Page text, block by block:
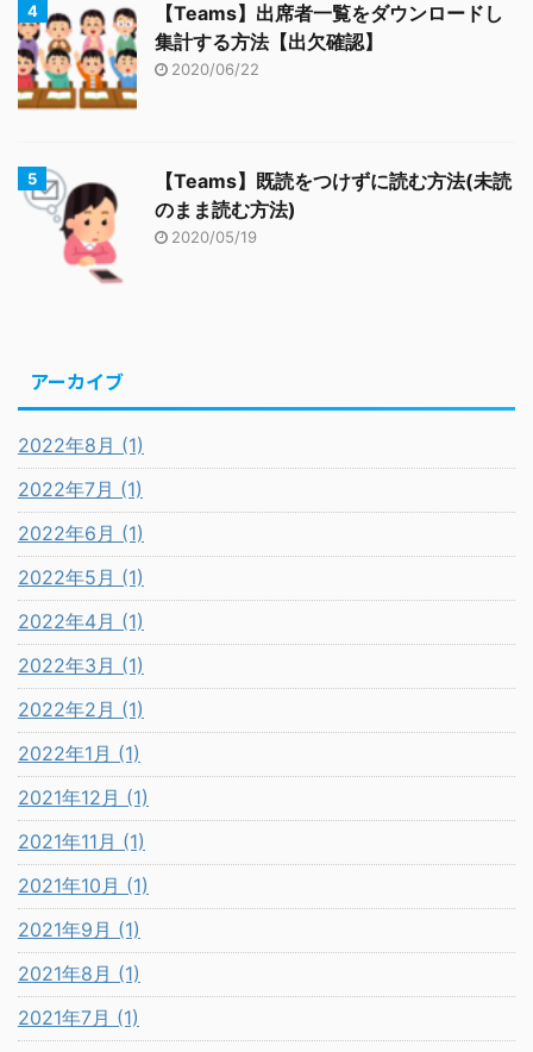
【Teams】出席者一覧をダウンロードし
集計する方法【出欠確認】
2020/06/22
【Teams】既読をつけずに読む方法(未読
のまま読む方法)
2020/05/19
アーカイブ
2022年8月 (1)
2022年7月 (1)
2022年6月 (1)
2022年5月 (1)
2022年4月 (1)
2022年3月 (1)
2022年2月 (1)
2022年1月 (1)
2021年12月 (1)
2021年11月 (1)
2021年10月 (1)
2021年9月 (1)
2021年8月 (1)
2021年7月 (1)